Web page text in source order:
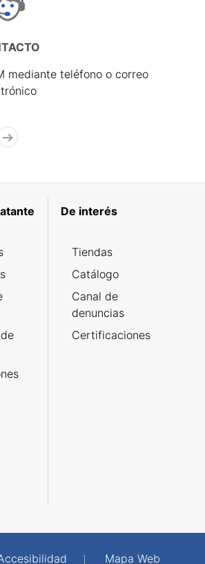
mediante teléfono o correo
De interés
Tiendas
Catálogo
Canal de
denuncias
Certificaciones
Mapa Web